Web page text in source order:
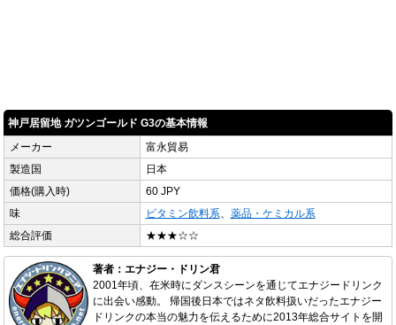
神戸居留地 ガツンゴールド G3の基本情報
メーカー
富永貿易
製造国
日本
価格(購入時)
60 JPY
味
ビタミン飲料系、 薬品・ケミカル系
総合評価
★★★☆☆
著者：エナジー・ドリン君
2001年頃、在米時にダンスシーンを通じてエナジードリンク
に出会い感動。 帰国後日本ではネタ飲料扱いだったエナジー
ドリンクの本当の魅力を伝えるために2013年総合サイトを開